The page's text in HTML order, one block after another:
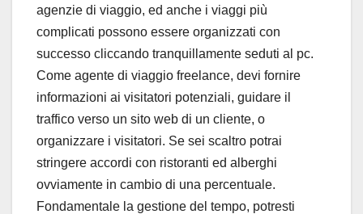
agenzie di viaggio, ed anche i viaggi più
complicati possono essere organizzati con
successo cliccando tranquillamente seduti al pc.
Come agente di viaggio freelance, devi fornire
informazioni ai visitatori potenziali, guidare il
traffico verso un sito web di un cliente, o
organizzare i visitatori. Se sei scaltro potrai
stringere accordi con ristoranti ed alberghi
ovviamente in cambio di una percentuale.
Fondamentale la gestione del tempo, potresti